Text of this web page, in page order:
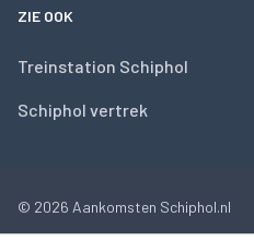
ZIE OOK
Treinstation Schiphol
Schiphol vertrek
© 2026 Aankomsten Schiphol.nl